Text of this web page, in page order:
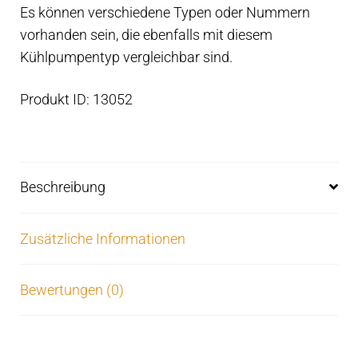
Es können verschiedene Typen oder Nummern
vorhanden sein, die ebenfalls mit diesem
Kühlpumpentyp vergleichbar sind.
Produkt ID: 13052
Beschreibung
Zusätzliche Informationen
Bewertungen (0)